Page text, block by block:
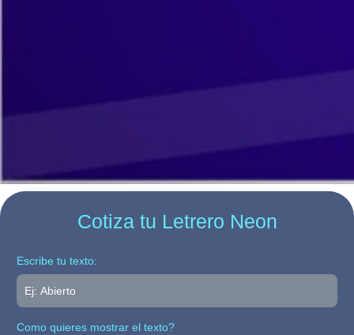
Cotiza tu Letrero Neon
Escribe tu texto:
Como quieres mostrar el texto?